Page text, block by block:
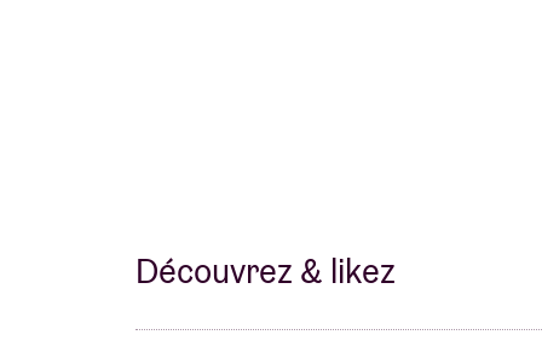
Découvrez & likez